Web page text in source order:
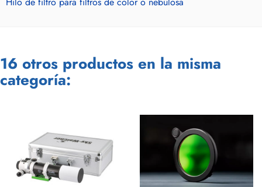
16 otros productos en la misma
categoría: